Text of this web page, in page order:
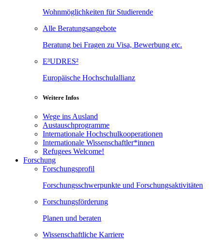
Wohnmöglichkeiten für Studierende
Alle Beratungsangebote
Beratung bei Fragen zu Visa, Bewerbung etc.
E³UDRES²
Europäische Hochschulallianz
Weitere Infos
Wege ins Ausland
Austauschprogramme
Internationale Hochschulkooperationen
Internationale Wissenschaftler*innen
Refugees Welcome!
Forschung
Forschungsprofil
Forschungsschwerpunkte und Forschungsaktivitäten
Forschungsförderung
Planen und beraten
Wissenschaftliche Karriere